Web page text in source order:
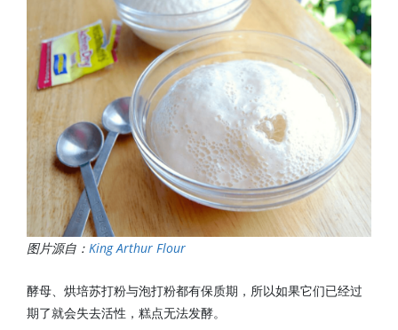
图片源自： King Arthur Flour
酵母、烘培苏打粉与泡打粉都有保质期，所以如果它们已经过
期了就会失去活性，糕点无法发酵。